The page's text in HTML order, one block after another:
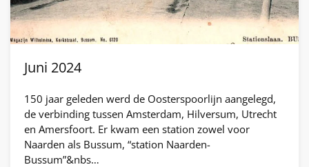
Juni 2024
150 jaar geleden werd de Oosterspoorlijn aangelegd,
de verbinding tussen Amsterdam, Hilversum, Utrecht
en Amersfoort. Er kwam een station zowel voor
Naarden als Bussum, “station Naarden-
Bussum”&nbs…